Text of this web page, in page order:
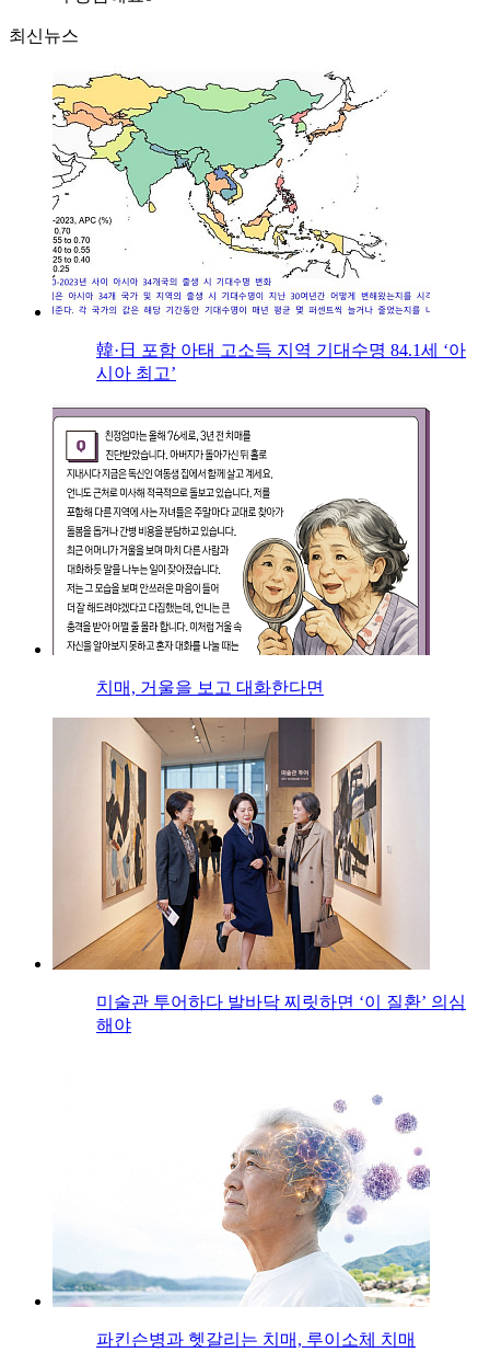
최신뉴스
韓·日 포함 아태 고소득 지역 기대수명 84.1세 ‘아
시아 최고’
치매, 거울을 보고 대화한다면
미술관 투어하다 발바닥 찌릿하면 ‘이 질환’ 의심
해야
파킨슨병과 헷갈리는 치매, 루이소체 치매